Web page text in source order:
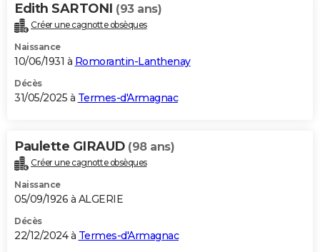
Edith SARTONI (93 ans)
Créer une cagnotte obsèques
Naissance
10/06/1931 à Romorantin-Lanthenay
Décès
31/05/2025 à Termes-d'Armagnac
Paulette GIRAUD (98 ans)
Créer une cagnotte obsèques
Naissance
05/09/1926 à ALGERIE
Décès
22/12/2024 à Termes-d'Armagnac